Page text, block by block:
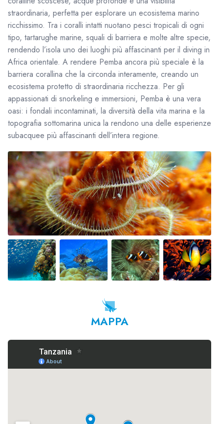
straordinaria, perfetta per esplorare un ecosistema marino
ricchissimo. Tra i coralli intatti nuotano pesci tropicali di ogni
tipo, tartarughe marine, squali di barriera e molte altre specie,
rendendo l’isola uno dei luoghi più affascinanti per il diving in
Africa orientale. A rendere Pemba ancora più speciale è la
barriera corallina che la circonda interamente, creando un
ecosistema protetto di straordinaria ricchezza. Per gli
appassionati di snorkeling e immersioni, Pemba è una vera
oasi: i fondali incontaminati, la diversità della vita marina e la
topografia sottomarina unica la rendono una delle esperienze
subacquee più affascinanti dell’intera regione.
MAPPA